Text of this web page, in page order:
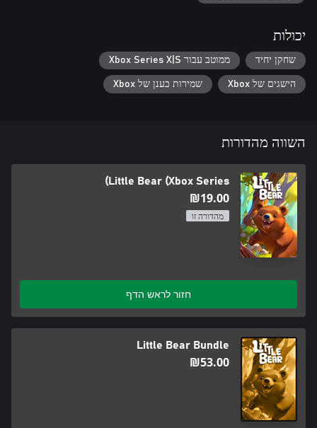
יכולות
שחקן יחיד ממוטב עבור Xbox Series X|S
הישגים של Xbox שמירות בענן של Xbox
השווה מהדורות
Little Bear (Xbox Series)
‪₪‎19.00‬
מהדורה זו
חזור לראש הדף
Little Bear Bundle
‪₪‎53.00‬